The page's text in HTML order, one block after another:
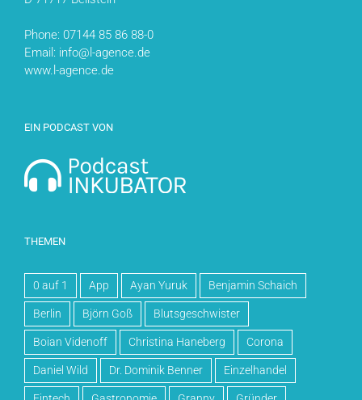
Phone: 07144 85 86 88-0
Email: info@l-agence.de
www.l-agence.de
EIN PODCAST VON
THEMEN
0 auf 1 App Ayan Yuruk Benjamin Schaich
Berlin Björn Goß Blutsgeschwister
Boian Videnoff Christina Haneberg Corona
Daniel Wild Dr. Dominik Benner Einzelhandel